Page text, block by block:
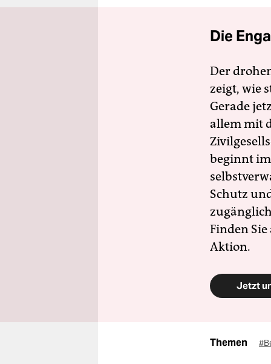
Die
Der
zeigt, wie
Gerade
allem mit
beginnt
Schutz
Finden
Aktion.
Jetzt
Themen